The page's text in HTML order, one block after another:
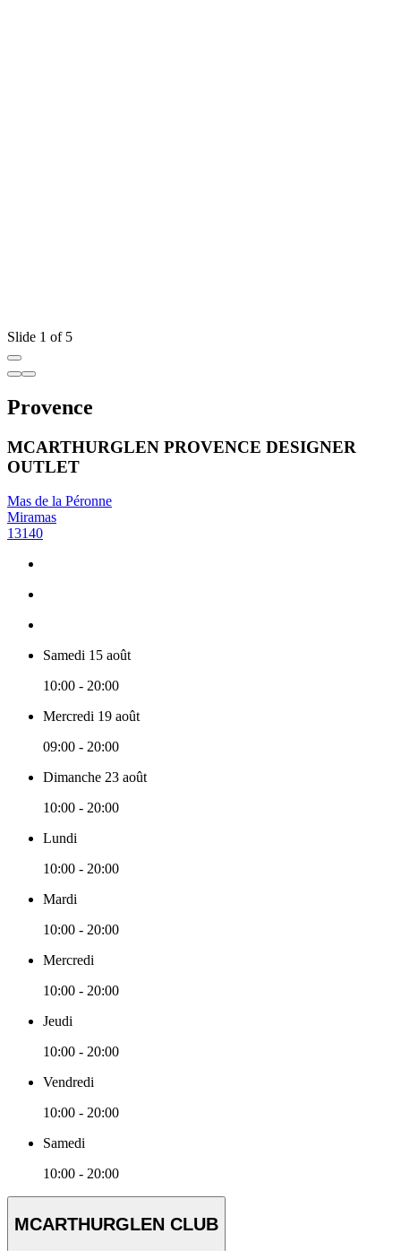
Slide 1 of 5
Provence
MCARTHURGLEN PROVENCE DESIGNER
OUTLET
Mas de la Péronne
Miramas
13140
Samedi 15 août
10:00 - 20:00
Mercredi 19 août
09:00 - 20:00
Dimanche 23 août
10:00 - 20:00
Lundi
10:00 - 20:00
Mardi
10:00 - 20:00
Mercredi
10:00 - 20:00
Jeudi
10:00 - 20:00
Vendredi
10:00 - 20:00
Samedi
10:00 - 20:00
MCARTHURGLEN CLUB